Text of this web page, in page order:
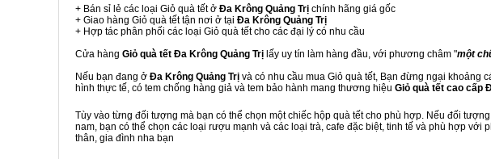
+ Bán sỉ lẻ các loại Giỏ quà tết ở Đa Krông Quảng Trị chính hãng giá gốc
+ Giao hàng Giỏ quà tết tận nơi ở tại Đa Krông Quảng Trị
+ Hợp tác phân phối các loại Giỏ quà tết cho các đại lý có nhu cầu
Cửa hàng Giỏ quà tết Đa Krông Quảng Trị lấy uy tín làm hàng đầu, với phương châm "một
Nếu bạn đang ở Đa Krông Quảng Trị và có nhu cầu mua Giỏ quà tết, Bạn đừng ngại khoảng
hình thực tế, có tem chống hàng giả và tem bảo hành mang thương hiệu Giỏ quà tết cao cấp
Tùy vào từng đối tượng mà bạn có thể chọn một chiếc hộp quà tết cho phù hợp. Nếu đối
nam, bạn có thể chọn các loại rượu mạnh và các loại trà, cafe đặc biệt, tinh tế và phù hợp
thân, gia đình nha bạn